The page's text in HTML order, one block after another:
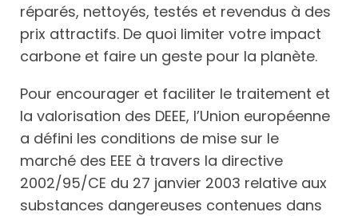
réparés, nettoyés, testés et revendus à des
prix attractifs. De quoi limiter votre impact
carbone et faire un geste pour la planète.
Pour encourager et faciliter le traitement et
la valorisation des DEEE, l’Union européenne
a défini les conditions de mise sur le
marché des EEE à travers la directive
2002/95/CE du 27 janvier 2003 relative aux
substances dangereuses contenues dans